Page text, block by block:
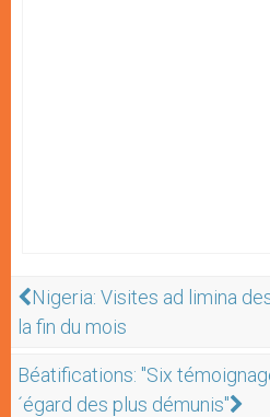
Nigeria: Visites ad limina
la fin du mois
Béatifications: "Six
´égard des plus démunis"